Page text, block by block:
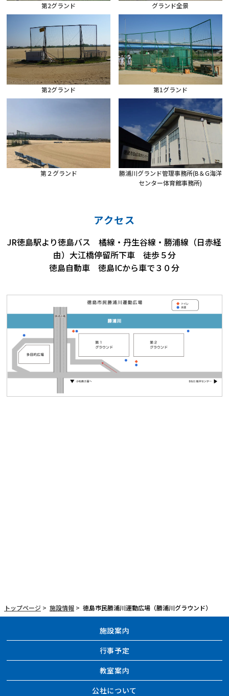
第2グランド グランド全景
第2グランド 第1グランド
第２グランド
勝浦川グランド管理事務所(B＆G海洋
センター体育館事務所)
アクセス
JR徳島駅より徳島バス 橘線・丹生谷線・勝浦線（日赤経
由）大江橋停留所下車 徒歩５分
徳島自動車 徳島ICから車で３０分
トップページ > 施設情報 > 徳島市民勝浦川運動広場（勝浦川グラウンド）
施設案内
行事予定
教室案内
公社について